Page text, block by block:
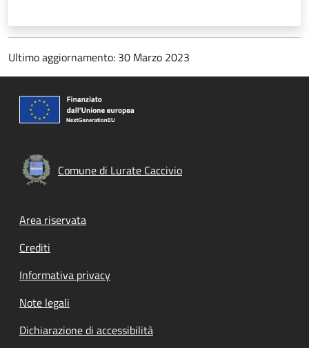
Ultimo aggiornamento: 30 Marzo 2023
Comune di Lurate Caccivio
Footer menu
Area riservata
Crediti
Informativa privacy
Note legali
Dichiarazione di accessibilità